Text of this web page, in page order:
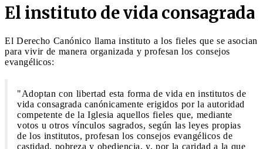
El instituto de vida consagrada
El Derecho Canónico llama instituto a los fieles que se asocian
para vivir de manera organizada y profesan los consejos
evangélicos:
"Adoptan con libertad esta forma de vida en institutos de
vida consagrada canónicamente erigidos por la autoridad
competente de la Iglesia aquellos fieles que, mediante
votos u otros vínculos sagrados, según las leyes propias
de los institutos, profesan los consejos evangélicos de
castidad, pobreza y obediencia, y, por la caridad a la que